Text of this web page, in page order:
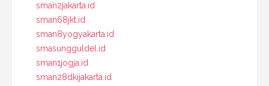
sman2jakarta.id
sman68jkt.id
sman8yogyakarta.id
smasungguldel.id
sman1jogja.id
sman28dkijakarta.id